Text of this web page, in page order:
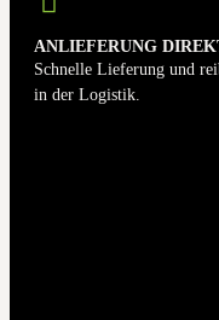
ANLIEFERUNG
Schnelle Lieferung und
in der Logistik.